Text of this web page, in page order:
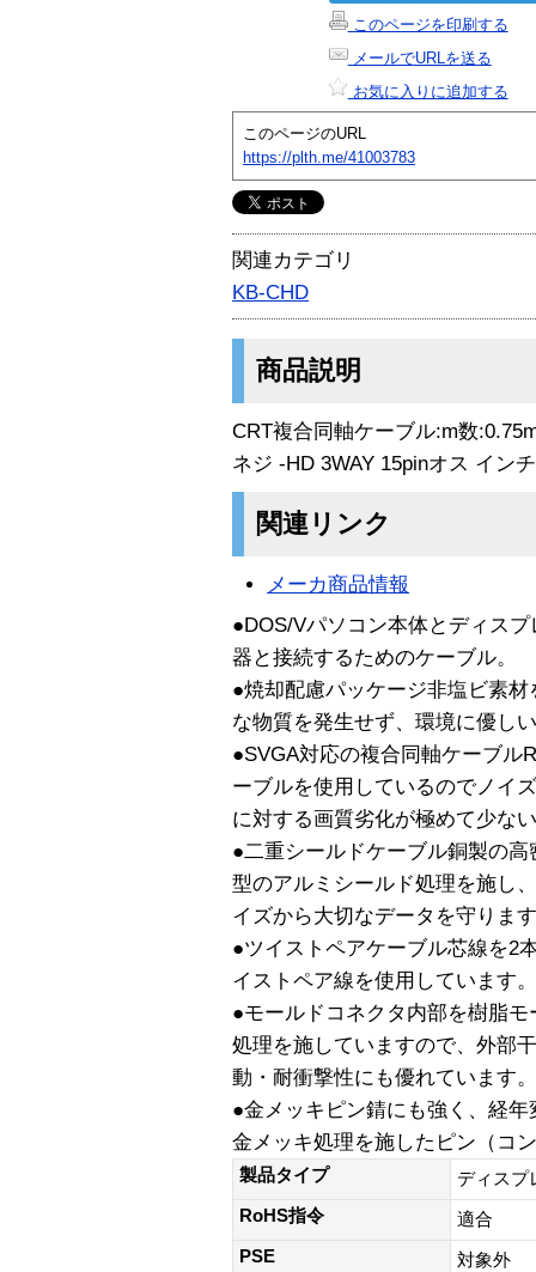
このページを印刷する
メールでURLを送る
お気に入りに追加する
このページのURL
https://plth.me/41003783
関連カテゴリ
KB-CHD
商品説明
CRT複合同軸ケーブル:m数
ネジ -HD 3WAY 15pinオス イン
関連リンク
メーカ商品情報
●DOS/Vパソコン本体とディス
器と接続するためのケーブル。
●焼却配慮パッケージ非塩ビ素
な物質を発生せず、環境に優し
●SVGA対応の複合同軸ケーブル
ーブルを使用しているのでノイ
に対する画質劣化が極めて少な
●二重シールドケーブル銅製の
型のアルミシールド処理を施し
イズから大切なデータを守りま
●ツイストペアケーブル芯線を2
イストペア線を使用しています。
●モールドコネクタ内部を樹脂
処理を施していますので、外部
動・耐衝撃性にも優れています。
●金メッキピン錆にも強く、経
金メッキ処理を施したピン（コ
製品タイプ
ディスプ
RoHS指令
適合
PSE
対象外